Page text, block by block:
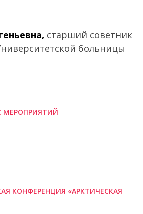
старший советник
больницы
МЕРОПРИЯТИЙ
КОНФЕРЕНЦИЯ «АРКТИЧЕСКАЯ